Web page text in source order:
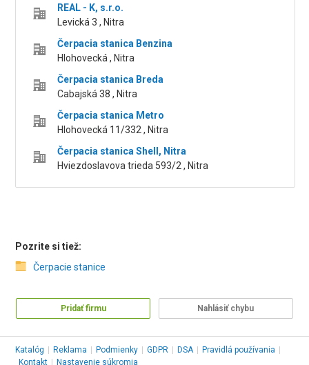
REAL - K, s.r.o.
Levická 3 , Nitra
Čerpacia stanica Benzina
Hlohovecká , Nitra
Čerpacia stanica Breda
Cabajská 38 , Nitra
Čerpacia stanica Metro
Hlohovecká 11/332 , Nitra
Čerpacia stanica Shell, Nitra
Hviezdoslavova trieda 593/2 , Nitra
Pozrite si tiež:
Čerpacie stanice
Pridať firmu Nahlásiť chybu
Katalóg Reklama Podmienky GDPR DSA Pravidlá používania
Kontakt
Nastavenie súkromia